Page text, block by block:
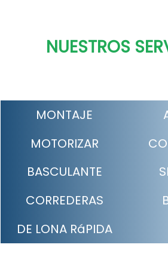
NUESTROS
MONTAJE
MOTORIZAR
BASCULANTE
CORREDERAS
DE LONA RáPIDA